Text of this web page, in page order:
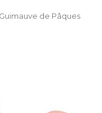
de Pâques